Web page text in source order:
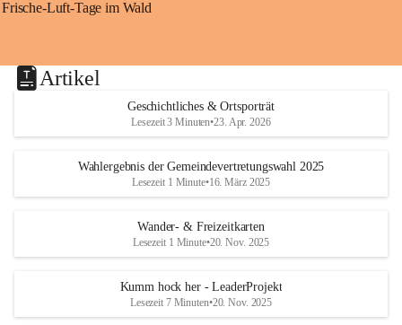
Frische-Luft-Tage im Wald
Artikel
Geschichtliches & Ortsporträt
Lesezeit 3 Minuten•23. Apr. 2026
Wahlergebnis der Gemeindevertretungswahl 2025
Lesezeit 1 Minute•16. März 2025
Wander- & Freizeitkarten
Lesezeit 1 Minute•20. Nov. 2025
Kumm hock her - LeaderProjekt
Lesezeit 7 Minuten•20. Nov. 2025